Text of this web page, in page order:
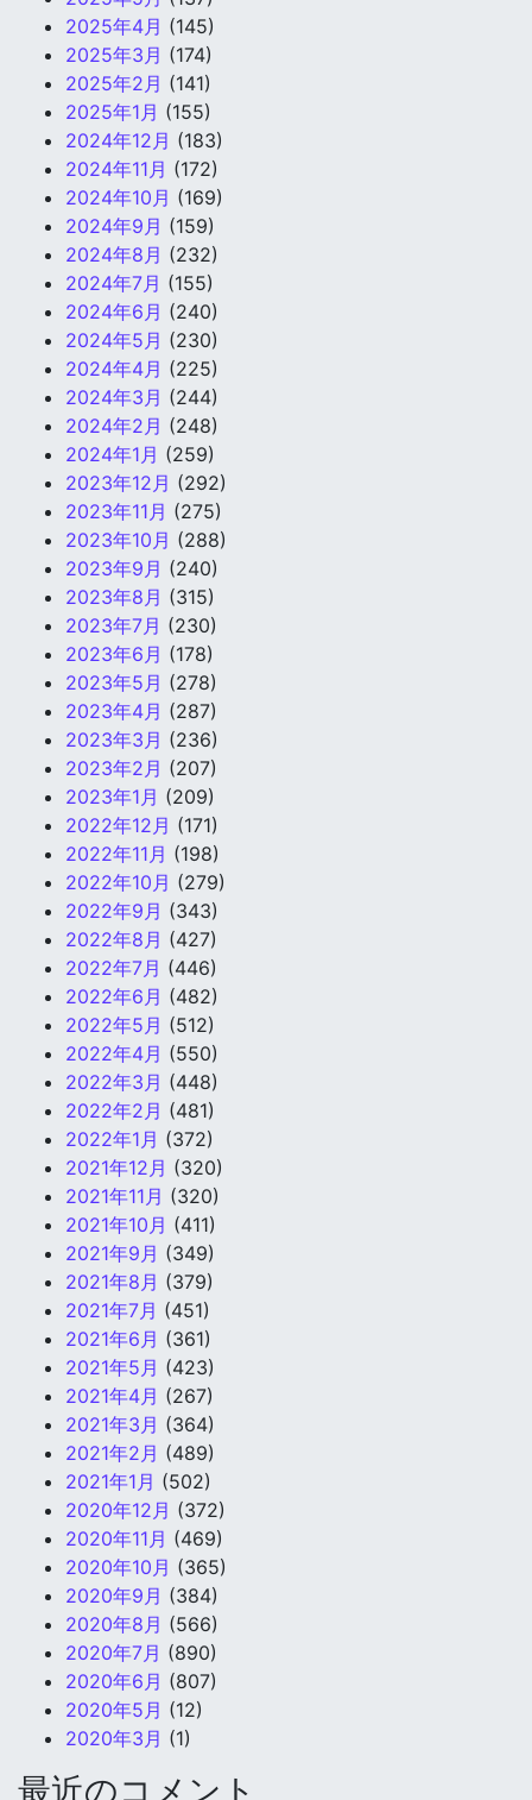
2025年4月 (145)
2025年3月 (174)
2025年2月 (141)
2025年1月 (155)
2024年12月 (183)
2024年11月 (172)
2024年10月 (169)
2024年9月 (159)
2024年8月 (232)
2024年7月 (155)
2024年6月 (240)
2024年5月 (230)
2024年4月 (225)
2024年3月 (244)
2024年2月 (248)
2024年1月 (259)
2023年12月 (292)
2023年11月 (275)
2023年10月 (288)
2023年9月 (240)
2023年8月 (315)
2023年7月 (230)
2023年6月 (178)
2023年5月 (278)
2023年4月 (287)
2023年3月 (236)
2023年2月 (207)
2023年1月 (209)
2022年12月 (171)
2022年11月 (198)
2022年10月 (279)
2022年9月 (343)
2022年8月 (427)
2022年7月 (446)
2022年6月 (482)
2022年5月 (512)
2022年4月 (550)
2022年3月 (448)
2022年2月 (481)
2022年1月 (372)
2021年12月 (320)
2021年11月 (320)
2021年10月 (411)
2021年9月 (349)
2021年8月 (379)
2021年7月 (451)
2021年6月 (361)
2021年5月 (423)
2021年4月 (267)
2021年3月 (364)
2021年2月 (489)
2021年1月 (502)
2020年12月 (372)
2020年11月 (469)
2020年10月 (365)
2020年9月 (384)
2020年8月 (566)
2020年7月 (890)
2020年6月 (807)
2020年5月 (12)
2020年3月 (1)
最近のコメント